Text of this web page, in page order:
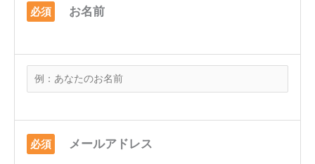
必須 お名前
必須 メールアドレス